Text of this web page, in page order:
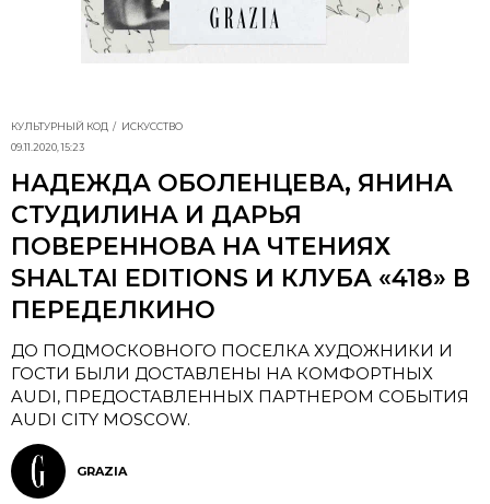
КУЛЬТУРНЫЙ КОД
ИСКУССТВО
09.11.2020, 15:23
НАДЕЖДА ОБОЛЕНЦЕВА, ЯНИНА
СТУДИЛИНА И ДАРЬЯ
ПОВЕРЕННОВА НА ЧТЕНИЯХ
SHALTAI EDITIONS И КЛУБА «418» В
ПЕРЕДЕЛКИНО
ДО ПОДМОСКОВНОГО ПОСЕЛКА ХУДОЖНИКИ И
ГОСТИ БЫЛИ ДОСТАВЛЕНЫ НА КОМФОРТНЫХ
AUDI, ПРЕДОСТАВЛЕННЫХ ПАРТНЕРОМ СОБЫТИЯ
AUDI CITY MOSCOW.
GRAZIA